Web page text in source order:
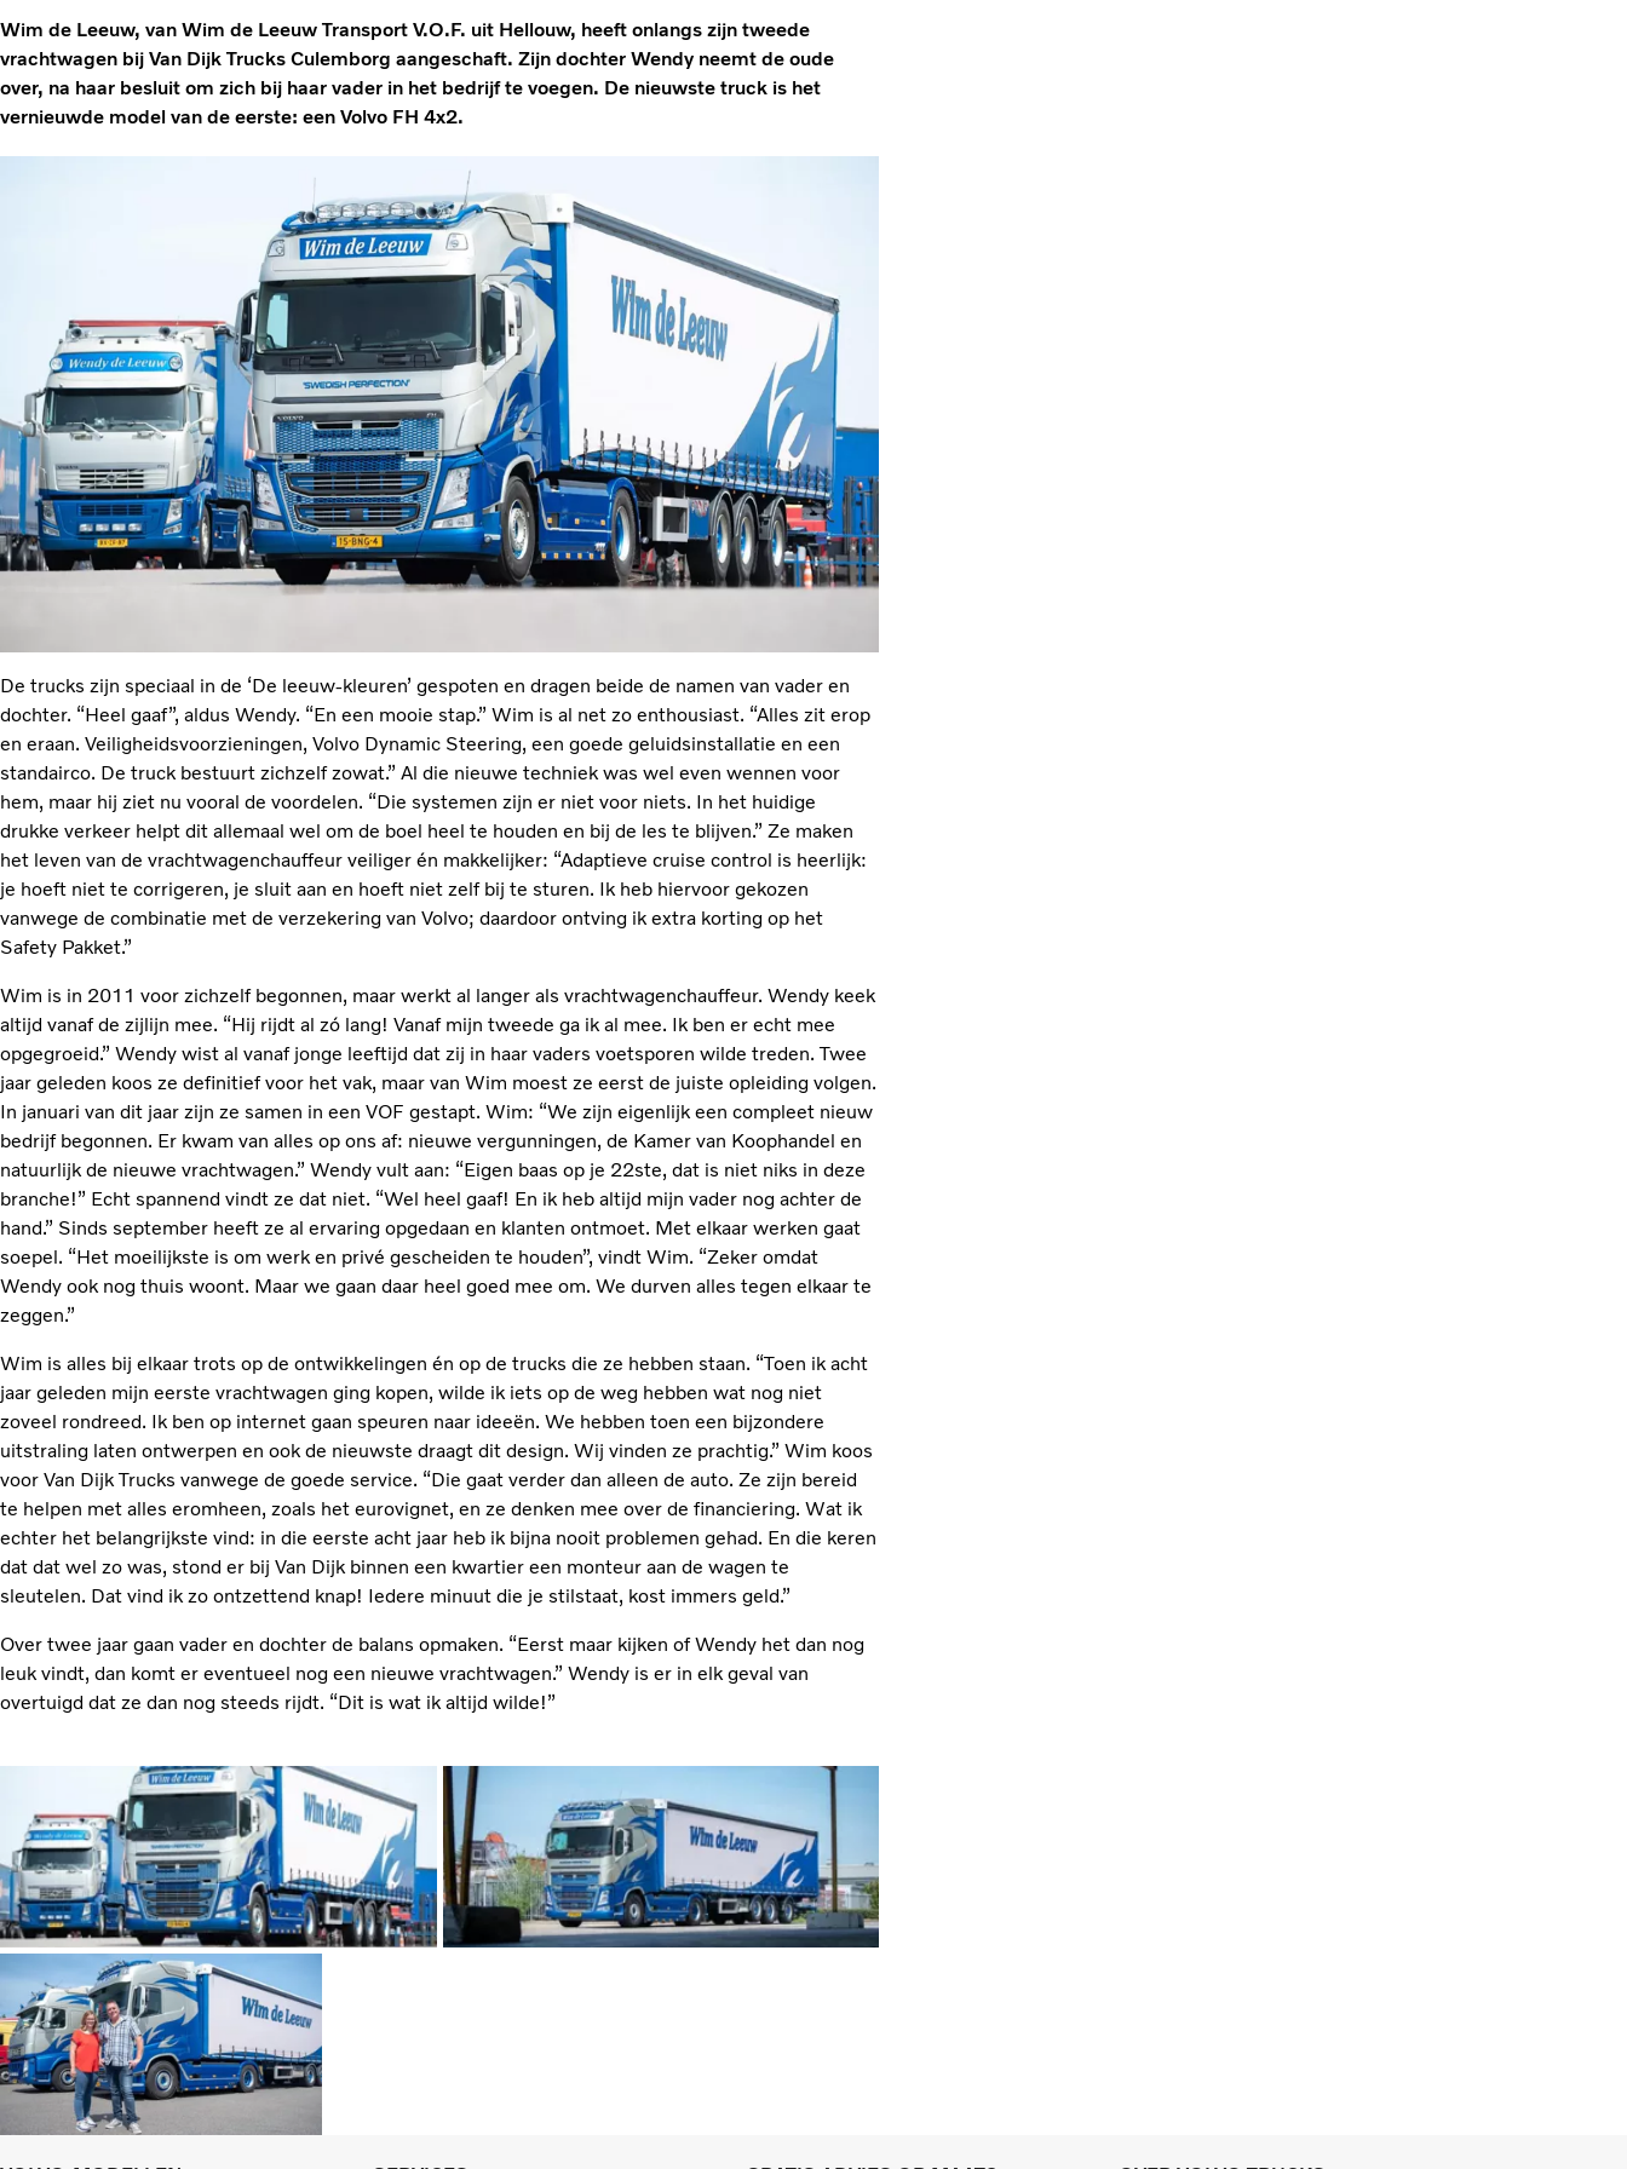
Wim de Leeuw, van Wim de Leeuw Transport V.O.F. uit Hellouw, heeft onlangs zijn tweede
vrachtwagen bij Van Dijk Trucks Culemborg aangeschaft. Zijn dochter Wendy neemt de oude
over, na haar besluit om zich bij haar vader in het bedrijf te voegen. De nieuwste truck is het
vernieuwde model van de eerste: een Volvo FH 4x2.
De trucks zijn speciaal in de ‘De leeuw-kleuren’ gespoten en dragen beide de namen van vader en
dochter. “Heel gaaf”, aldus Wendy. “En een mooie stap.” Wim is al net zo enthousiast. “Alles zit erop
en eraan. Veiligheidsvoorzieningen, Volvo Dynamic Steering, een goede geluidsinstallatie en een
standairco. De truck bestuurt zichzelf zowat.” Al die nieuwe techniek was wel even wennen voor
hem, maar hij ziet nu vooral de voordelen. “Die systemen zijn er niet voor niets. In het huidige
drukke verkeer helpt dit allemaal wel om de boel heel te houden en bij de les te blijven.” Ze maken
het leven van de vrachtwagenchauffeur veiliger én makkelijker: “Adaptieve cruise control is heerlijk:
je hoeft niet te corrigeren, je sluit aan en hoeft niet zelf bij te sturen. Ik heb hiervoor gekozen
vanwege de combinatie met de verzekering van Volvo; daardoor ontving ik extra korting op het
Safety Pakket.”
Wim is in 2011 voor zichzelf begonnen, maar werkt al langer als vrachtwagenchauffeur. Wendy keek
altijd vanaf de zijlijn mee. “Hij rijdt al zó lang! Vanaf mijn tweede ga ik al mee. Ik ben er echt mee
opgegroeid.” Wendy wist al vanaf jonge leeftijd dat zij in haar vaders voetsporen wilde treden. Twee
jaar geleden koos ze definitief voor het vak, maar van Wim moest ze eerst de juiste opleiding volgen.
In januari van dit jaar zijn ze samen in een VOF gestapt. Wim: “We zijn eigenlijk een compleet nieuw
bedrijf begonnen. Er kwam van alles op ons af: nieuwe vergunningen, de Kamer van Koophandel en
natuurlijk de nieuwe vrachtwagen.” Wendy vult aan: “Eigen baas op je 22ste, dat is niet niks in deze
branche!” Echt spannend vindt ze dat niet. “Wel heel gaaf! En ik heb altijd mijn vader nog achter de
hand.” Sinds september heeft ze al ervaring opgedaan en klanten ontmoet. Met elkaar werken gaat
soepel. “Het moeilijkste is om werk en privé gescheiden te houden”, vindt Wim. “Zeker omdat
Wendy ook nog thuis woont. Maar we gaan daar heel goed mee om. We durven alles tegen elkaar te
zeggen.”
Wim is alles bij elkaar trots op de ontwikkelingen én op de trucks die ze hebben staan. “Toen ik acht
jaar geleden mijn eerste vrachtwagen ging kopen, wilde ik iets op de weg hebben wat nog niet
zoveel rondreed. Ik ben op internet gaan speuren naar ideeën. We hebben toen een bijzondere
uitstraling laten ontwerpen en ook de nieuwste draagt dit design. Wij vinden ze prachtig.” Wim koos
voor Van Dijk Trucks vanwege de goede service. “Die gaat verder dan alleen de auto. Ze zijn bereid
te helpen met alles eromheen, zoals het eurovignet, en ze denken mee over de financiering. Wat ik
echter het belangrijkste vind: in die eerste acht jaar heb ik bijna nooit problemen gehad. En die keren
dat dat wel zo was, stond er bij Van Dijk binnen een kwartier een monteur aan de wagen te
sleutelen. Dat vind ik zo ontzettend knap! Iedere minuut die je stilstaat, kost immers geld.”
Over twee jaar gaan vader en dochter de balans opmaken. “Eerst maar kijken of Wendy het dan nog
leuk vindt, dan komt er eventueel nog een nieuwe vrachtwagen.” Wendy is er in elk geval van
overtuigd dat ze dan nog steeds rijdt. “Dit is wat ik altijd wilde!”